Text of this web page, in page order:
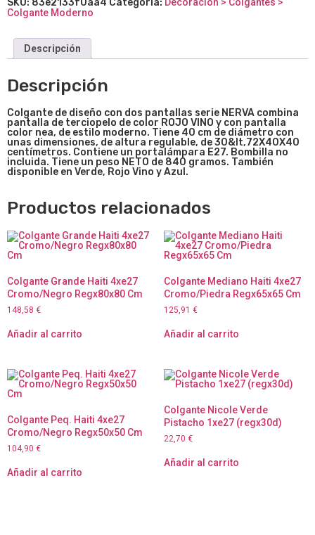
Colgante Moderno
Descripción
Descripción
Colgante de diseño con dos pantallas serie NERVA combina
pantalla de terciopelo de color ROJO VINO y con pantalla
color nea, de estilo moderno. Tiene 40 cm de diámetro con
unas dimensiones, de altura regulable, de 30&lt,72X40X40
centímetros. Contiene un portalámpara E27. Bombilla no
incluida. Tiene un peso NETO de 840 gramos. También
disponible en Verde, Rojo Vino y Azul.
Productos relacionados
Colgante Grande Haiti 4xe27
Cromo/Negro Regx80x80 Cm
148,58 €
Añadir al carrito
Colgante Mediano Haiti 4xe27
Cromo/Piedra Regx65x65 Cm
125,91 €
Añadir al carrito
Colgante Peq. Haiti 4xe27
Cromo/Negro Regx50x50 Cm
104,90 €
Añadir al carrito
Colgante Nicole Verde
Pistacho 1xe27 (regx30d)
22,70 €
Añadir al carrito